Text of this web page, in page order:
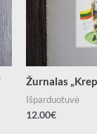
Žurnalas
Išparduotuvė
12.00€